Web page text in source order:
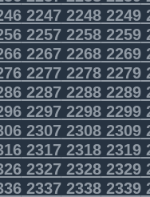
224722482249
225722582259
226722682269
227722782279
228722882289
229722982299
230723082309
231723182319
232723282329
233723382339